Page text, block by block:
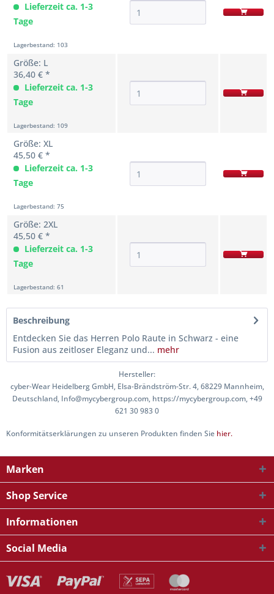
Lieferzeit ca. 1-3
Tage
Lagerbestand: 103
Größe: L
36,40 € *
Lieferzeit ca. 1-3
Tage
Lagerbestand: 109
Größe: XL
45,50 € *
Lieferzeit ca. 1-3
Tage
Lagerbestand: 75
Größe: 2XL
45,50 € *
Lieferzeit ca. 1-3
Tage
Lagerbestand: 61
Beschreibung
Entdecken Sie das Herren Polo Raute in Schwarz - eine
Fusion aus zeitloser Eleganz und... mehr
Hersteller:
cyber-Wear Heidelberg GmbH, Elsa-Brändström-Str. 4, 68229 Mannheim,
Deutschland, Info@mycybergroup.com, https://mycybergroup.com, +49
621 30 983 0
Konformitätserklärungen zu unseren Produkten finden Sie hier.
Marken
Shop Service
Informationen
Social Media